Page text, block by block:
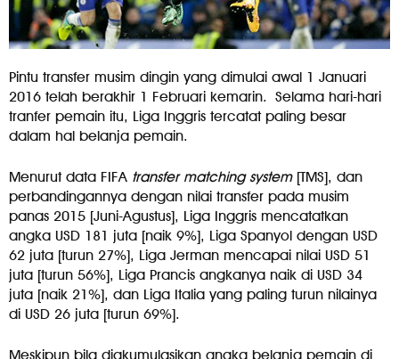
Pintu transfer musim dingin yang dimulai awal 1 Januari
2016 telah berakhir 1 Februari kemarin. Selama hari-hari
tranfer pemain itu, Liga Inggris tercatat paling besar
dalam hal belanja pemain.
Menurut data FIFA transfer matching system[TMS], dan
perbandingannya dengan nilai transfer pada musim
panas 2015 [Juni-Agustus], Liga Inggris mencatatkan
angka USD 181 juta [naik 9%], Liga Spanyol dengan USD
62 juta [turun 27%], Liga Jerman mencapai nilai USD 51
juta [turun 56%], Liga Prancis angkanya naik di USD 34
juta [naik 21%], dan Liga Italia yang paling turun nilainya
di USD 26 juta [turun 69%].
Meskipun bila diakumulasikan angka belanja pemain di